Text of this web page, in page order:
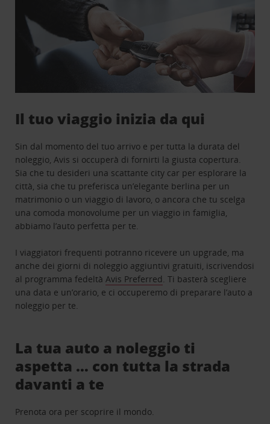
Il tuo viaggio inizia da qui
Sin dal momento del tuo arrivo e per tutta la durata del
noleggio, Avis si occuperà di fornirti la giusta copertura.
Sia che tu desideri una scattante city car per esplorare la
città, sia che tu preferisca un’elegante berlina per un
matrimonio o un viaggio di lavoro, o ancora che tu scelga
una comoda monovolume per un viaggio in famiglia,
abbiamo l’auto perfetta per te.
I viaggiatori frequenti potranno ricevere un upgrade, ma
anche dei giorni di noleggio aggiuntivi gratuiti, iscrivendosi
al programma fedeltàAvis Preferred. Ti basterà scegliere
una data e un’orario, e ci occuperemo di preparare l’auto a
noleggio per te.
La tua auto a noleggio ti
aspetta … con tutta la strada
davanti a te
Prenota ora per scoprire il mondo.